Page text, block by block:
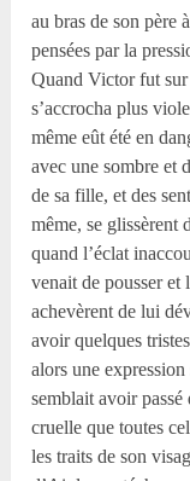
au bras de son père
pensées par la
Quand Victor fut sur
s’accrocha plus
même eût été en
avec une sombre et
de sa fille, et des
même, se glissèrent
quand l’éclat
venait de pousser et
achevèrent de lui
avoir quelques
alors une
semblait avoir
cruelle que toutes
les traits de son